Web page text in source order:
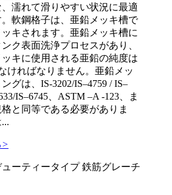
濡れて滑りやすい状況に最適
軟鋼格子は、亜鉛メッキ槽で
キされます。亜鉛メッキ槽に
ク表面洗浄プロセスがあり、
キに使用される亜鉛の純度は
ければなりません。亜鉛メッ
グは、IS-3202/IS–4759 / IS–
IS–6745、ASTM –A -123、ま
と同等である必要がありま
>